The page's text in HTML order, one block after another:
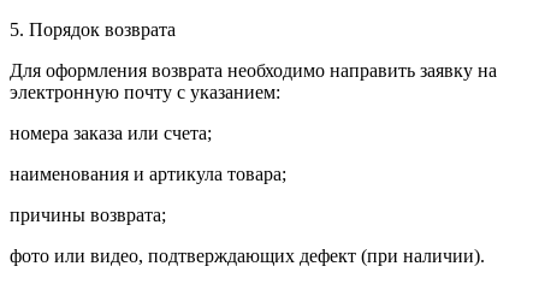
5. Порядок возврата
Для оформления возврата необходимо направить заявку на
электронную почту с указанием:
номера заказа или счета;
наименования и артикула товара;
причины возврата;
фото или видео, подтверждающих дефект (при наличии).